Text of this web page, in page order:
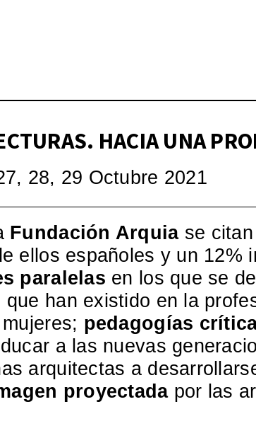
MuWo –
(pos)moderna
HACIA UNA
28, 29 Octubre 2021
Fundación Arquiase citan
ellos españoles y un 12%
paralelas en los que se
que han existido en la
pedagogías
a las nuevas
arquitectas a
proyectada por las